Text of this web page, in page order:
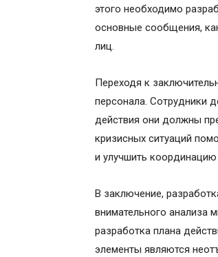
этого необходимо
основные сообщения,
лиц.
Переходя к
персонала. Сотрудники
действия они должны
кризисных ситуаций
и улучшить
В заключение,
внимательного анализа
разработка плана
элементы являются